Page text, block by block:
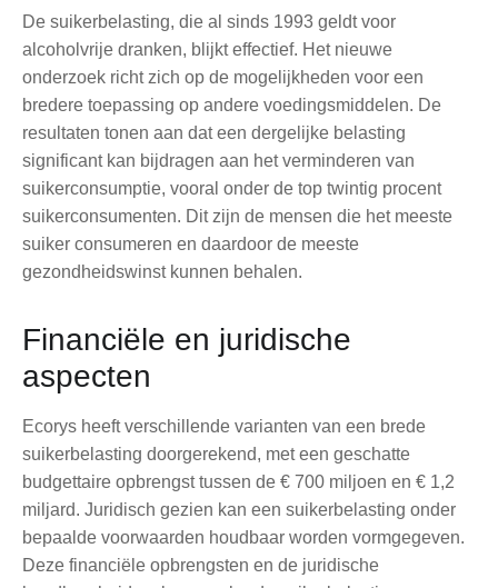
De suikerbelasting, die al sinds 1993 geldt voor
alcoholvrije dranken, blijkt effectief. Het nieuwe
onderzoek richt zich op de mogelijkheden voor een
bredere toepassing op andere voedingsmiddelen. De
resultaten tonen aan dat een dergelijke belasting
significant kan bijdragen aan het verminderen van
suikerconsumptie, vooral onder de top twintig procent
suikerconsumenten. Dit zijn de mensen die het meeste
suiker consumeren en daardoor de meeste
gezondheidswinst kunnen behalen.
Financiële en juridische
aspecten
Ecorys heeft verschillende varianten van een brede
suikerbelasting doorgerekend, met een geschatte
budgettaire opbrengst tussen de € 700 miljoen en € 1,2
miljard. Juridisch gezien kan een suikerbelasting onder
bepaalde voorwaarden houdbaar worden vormgegeven.
Deze financiële opbrengsten en de juridische